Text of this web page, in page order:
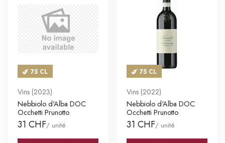
75 CL
Vins (2023)
Nebbiolo d'Alba DOC
Occhetti Prunotto
31 CHF/ unité
75 CL
Vins (2022)
Nebbiolo d'Alba DOC
Occhetti Prunotto
31 CHF/ unité